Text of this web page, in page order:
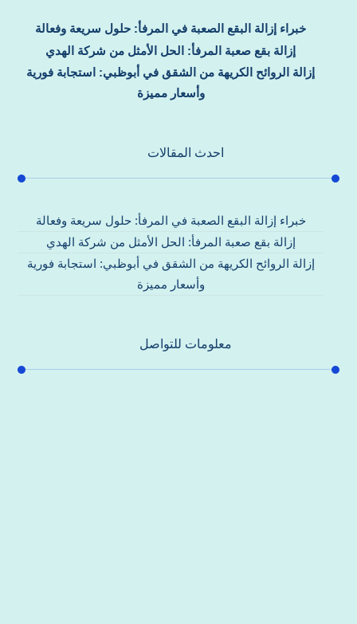
خبراء إزالة البقع الصعبة في المرفأ: حلول سريعة وفعالة
إزالة بقع صعبة المرفأ: الحل الأمثل من شركة الهدي
إزالة الروائح الكريهة من الشقق في أبوظبي: استجابة فورية
وأسعار مميزة
احدث المقالات
خبراء إزالة البقع الصعبة في المرفأ: حلول سريعة وفعالة
إزالة بقع صعبة المرفأ: الحل الأمثل من شركة الهدي
إزالة الروائح الكريهة من الشقق في أبوظبي: استجابة فورية
وأسعار مميزة
معلومات للتواصل